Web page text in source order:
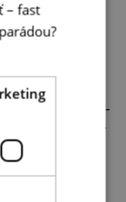
Lednicko-
říše snů.
– fast